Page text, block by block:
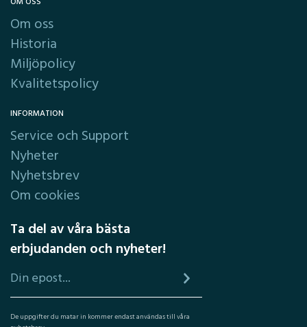
Om oss
Historia
Miljöpolicy
Kvalitetspolicy
INFORMATION
Service och Support
Nyheter
Nyhetsbrev
Om cookies
Ta del av våra bästa
erbjudanden och nyheter!
De uppgifter du matar in kommer endast användas till våra